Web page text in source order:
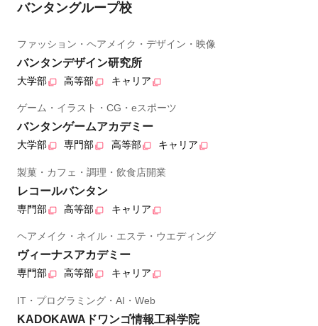
バンタングループ校
ファッション・ヘアメイク・デザイン・映像
バンタンデザイン研究所
大学部 高等部 キャリア
ゲーム・イラスト・CG・eスポーツ
バンタンゲームアカデミー
大学部 専門部 高等部 キャリア
製菓・カフェ・調理・飲食店開業
レコールバンタン
専門部 高等部 キャリア
ヘアメイク・ネイル・エステ・ウエディング
ヴィーナスアカデミー
専門部 高等部 キャリア
IT・プログラミング・AI・Web
KADOKAWAドワンゴ情報工科学院